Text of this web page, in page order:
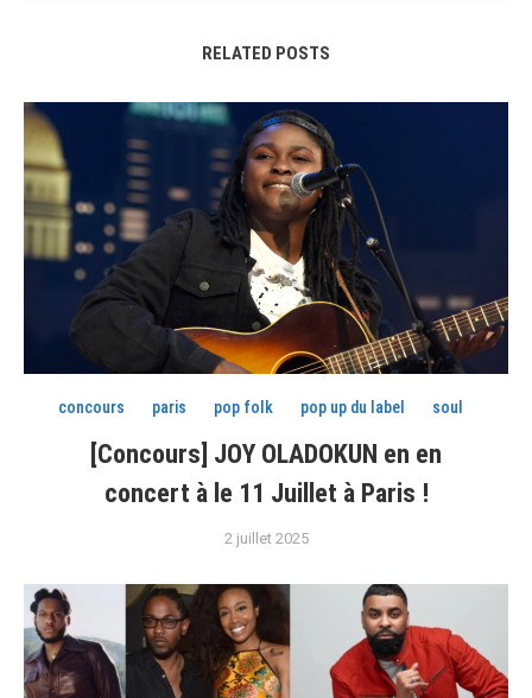
RELATED POSTS
concours paris pop folk pop up du label soul
[Concours] JOY OLADOKUN en en
concert à le 11 Juillet à Paris !
2 juillet 2025